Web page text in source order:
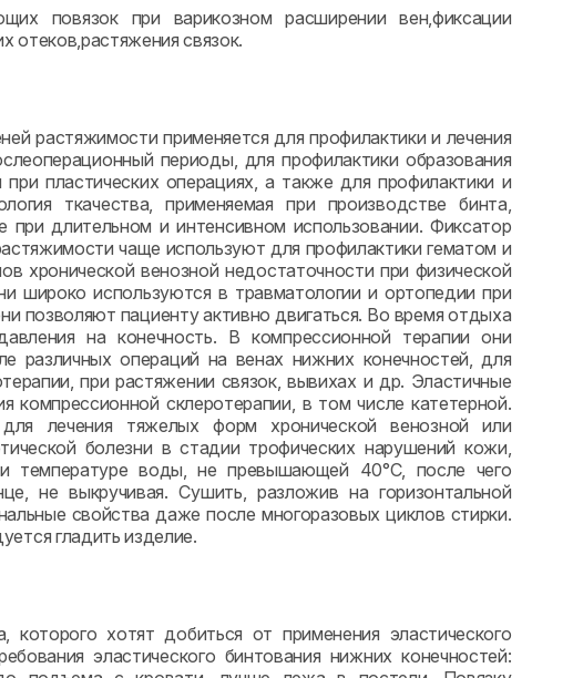
повязок при варикозном расширении вен,фиксации
отеков,растяжения связок.
растяжимости применяется для профилактики и лечения
периоды, для профилактики образования
пластических операциях, а также для профилактики и
ткачества, применяемая при производстве бинта,
длительном и интенсивном использовании. Фиксатор
чаще используют для профилактики гематом и
хронической венозной недостаточности при физической
широко используются в травматологии и ортопедии при
позволяют пациенту активно двигаться. Во время отдыха
на конечность. В компрессионной терапии они
различных операций на венах нижних конечностей, для
при растяжении связок, вывихах и др. Эластичные
склеротерапии, в том числе катетерной.
лечения тяжелых форм хронической венозной или
болезни в стадии трофических нарушений кожи,
температуре воды, не превышающей 40°С, после чего
не выкручивая. Сушить, разложив на горизонтальной
свойства даже после многоразовых циклов стирки.
гладить изделие.
хотят добиться от применения эластического
эластического бинтования нижних конечностей: